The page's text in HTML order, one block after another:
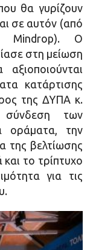
θα γυρίζουν
σε αυτόν (από
Mindrop). Ο
στη μείωση
κατάρτισης
της ΔΥΠΑ κ.
των
οράματα, την
της βελτίωσης
το τρίπτυχο
για τις